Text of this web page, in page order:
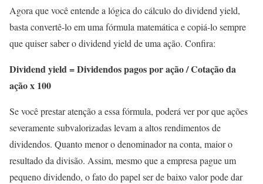
Agora que você entende a lógica do cálculo do dividend yield,
basta convertê-lo em uma fórmula matemática e copiá-lo sempre
que quiser saber o dividend yield de uma ação. Confira:
Dividend yield = Dividendos pagos por ação / Cotação da
ação x 100
Se você prestar atenção a essa fórmula, poderá ver por que ações
severamente subvalorizadas levam a altos rendimentos de
dividendos. Quanto menor o denominador na conta, maior o
resultado da divisão. Assim, mesmo que a empresa pague um
pequeno dividendo, o fato do papel ser de baixo valor pode dar